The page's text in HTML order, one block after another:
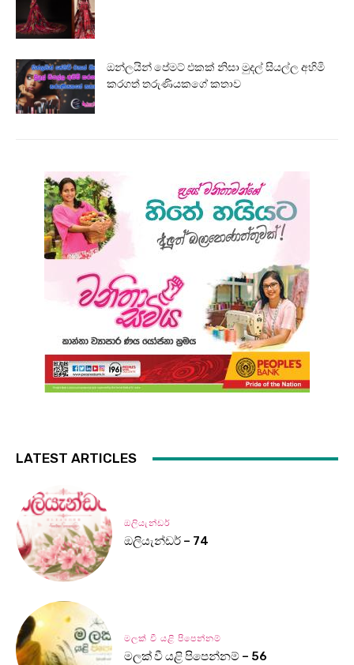
ඔන්ලයින් පේමට් එකක් නිසා මුදල් සියල්ල අහිමි
කරගත් තරුණියකගේ කතාව
LATEST ARTICLES
ඔලියැන්ඩර්
ඔලියැන්ඩර් – 74
මලක් වී යළි පිපෙන්නම්
මලක් වී යළි පිපෙන්නම් – 56